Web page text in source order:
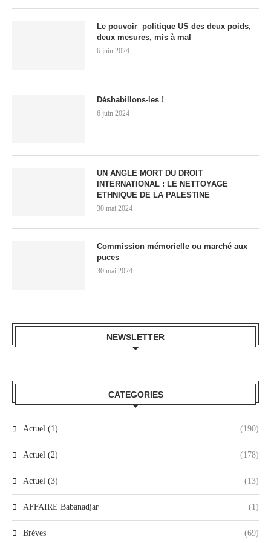
Le pouvoir politique US des deux poids,
deux mesures, mis à mal
6 juin 2024
Déshabillons-les !
6 juin 2024
UN ANGLE MORT DU DROIT
INTERNATIONAL : LE NETTOYAGE
ETHNIQUE DE LA PALESTINE
30 mai 2024
Commission mémorielle ou marché aux
puces
30 mai 2024
NEWSLETTER
CATEGORIES
Actuel (1) (190)
Actuel (2) (178)
Actuel (3) (13)
AFFAIRE Babanadjar (1)
Brèves (69)